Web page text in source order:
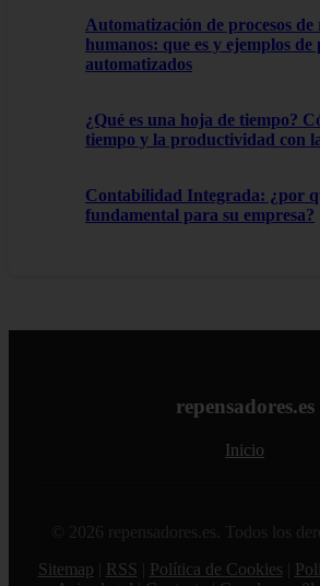
Automatización de procesos de
humanos: que es y ejemplos de
automatizados
¿Qué es una hoja de tiempo?
tiempo y la productividad con
Contabilidad Integrada: ¿por
fundamental para su empresa?
repensadores.es
Inicio
© 2026 repensadores.es. Todos los
Sitemap
RSS Política de Cookies